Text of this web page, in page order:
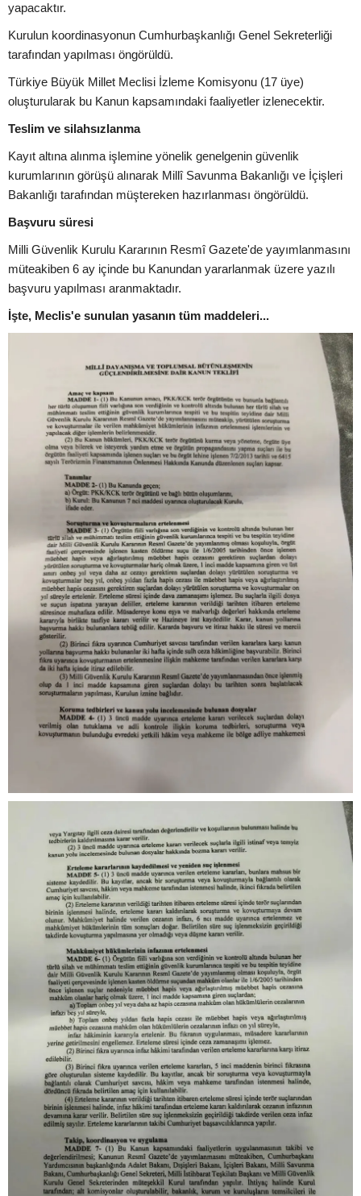
yapacaktır.
Kurulun koordinasyonun Cumhurbaşkanlığı Genel Sekreterliği
tarafından yapılması öngörüldü.
Türkiye Büyük Millet Meclisi İzleme Komisyonu (17 üye)
oluşturularak bu Kanun kapsamındaki faaliyetler izlenecektir.
Teslim ve silahsızlanma
Kayıt altına alınma işlemine yönelik genelgenin güvenlik
kurumlarının görüşü alınarak Millî Savunma Bakanlığı ve İçişleri
Bakanlığı tarafından müştereken hazırlanması öngörüldü.
Başvuru süresi
Milli Güvenlik Kurulu Kararının Resmî Gazete'de yayımlanmasını
müteakiben 6 ay içinde bu Kanundan yararlanmak üzere yazılı
başvuru yapılması aranmaktadır.
İşte, Meclis'e sunulan yasanın tüm maddeleri...